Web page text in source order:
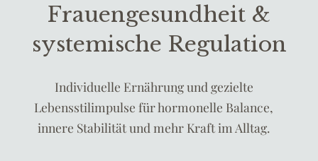
Frauengesundheit &
systemische Regulation
Individuelle Ernährung und gezielte
Lebensstilimpulse für hormonelle Balance,
innere Stabilität und mehr Kraft im Alltag.